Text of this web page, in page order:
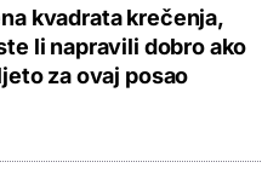
kvadrata krečenja,
li napravili dobro ako
za ovaj posao